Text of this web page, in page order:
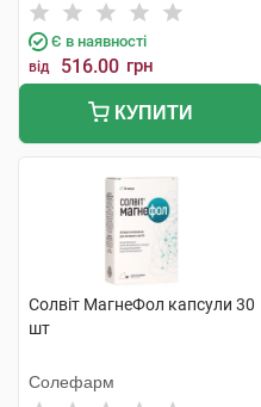
Тідж
Є в наявності
від 516.00 грн
КУПИТИ
Солвіт МагнеФол капсули 30
шт
Солефарм